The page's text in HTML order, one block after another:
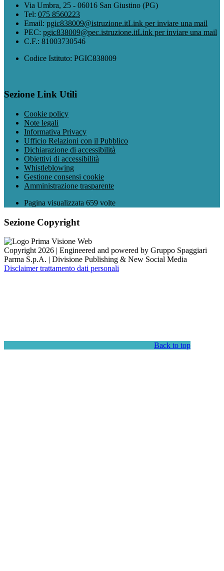
Via Umbra, 25 - 06016 San Giustino (PG)
Tel: 075 8560223
Email: pgic838009@istruzione.itLink per inviare una mail
PEC: pgic838009@pec.istruzione.itLink per inviare una mail
C.F.: 81003730546
Codice Istituto: PGIC838009
Sezione Link Utili
Cookie policy
Note legali
Informativa Privacy
Ufficio Relazioni con il Pubblico
Dichiarazione di accessibilità
Obiettivi di accessibilità
Whistleblowing
Gestione consensi cookie
Amministrazione trasparente
Pagina visualizzata 659 volte
Sezione Copyright
Copyright 2026 | Engineered and powered by Gruppo Spaggiari
Parma S.p.A. | Divisione Publishing & New Social Media
Disclaimer trattamento dati personali
Back to top